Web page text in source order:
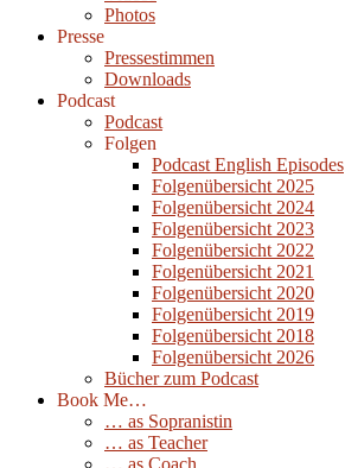
Photos
Presse
Pressestimmen
Downloads
Podcast
Podcast
Folgen
Podcast English Episodes
Folgenübersicht 2025
Folgenübersicht 2024
Folgenübersicht 2023
Folgenübersicht 2022
Folgenübersicht 2021
Folgenübersicht 2020
Folgenübersicht 2019
Folgenübersicht 2018
Folgenübersicht 2026
Bücher zum Podcast
Book Me…
… as Sopranistin
… as Teacher
… as Coach